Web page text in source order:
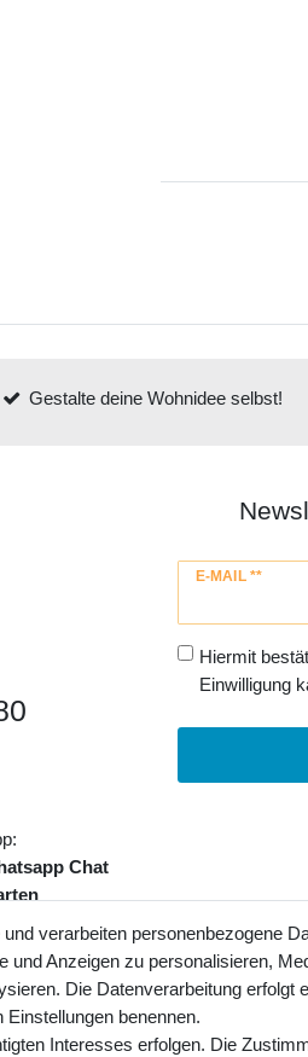
Gestalte deine Wohnidee selbst!
Chat
MwSt. und
E-MAIL **
Newsletter
Hiermit
Einwilligung
verarbeiten personenbezogene
Anzeigen zu personalisieren,
Die Datenverarbeitung erfolgt
benennen.
Interesses erfolgen. Die